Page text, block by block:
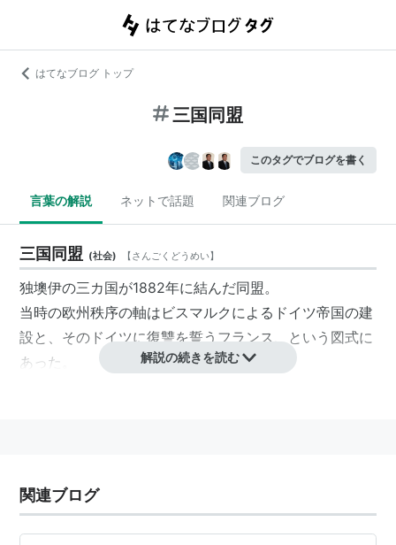
はてなブログ トップ
三国同盟
このタグでブログを書く
言葉の解説 ネットで話題 関連ブログ
三国同盟 (社会) 【さんごくどうめい】
独墺伊の三カ国が1882年に結んだ同盟。
当時の欧州秩序の軸はビスマルクによるドイツ帝国の建
設と、そのドイツに復讐を誓うフランス、という図式に
あった。
ビスマルクの失脚後、ドイツは対外拡張を指向して海軍
軍拡に乗り出し対外的な緊張は高まる。最終的にイギリ
スは長年の宿敵ロシアおよびフランスと提携、いわゆる
解説の続きを読む
関連ブログ